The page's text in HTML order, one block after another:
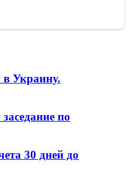
в Украину.
по
30 дней до